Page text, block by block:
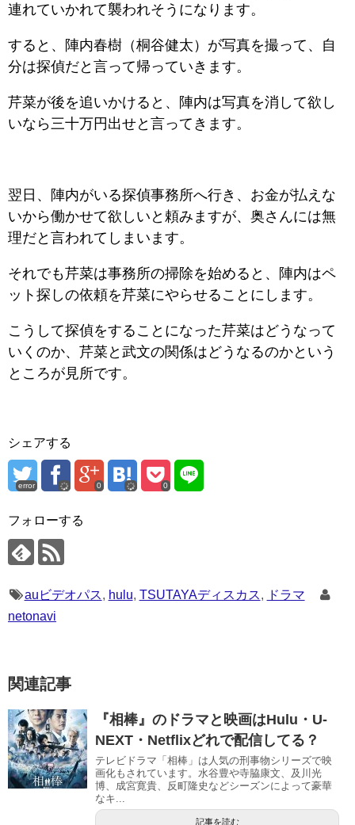
連れていかれて襲われそうになります。
すると、陣内春樹（桐谷健太）が写真を撮って、自
分は探偵だと言って帰っていきます。
芹菜が後を追いかけると、陣内は写真を消して欲し
いなら三十万円出せと言ってきます。
翌日、陣内がいる探偵事務所へ行き、お金が払えな
いから働かせて欲しいと頼みますが、奥さんには無
理だと言われてしまいます。
それでも芹菜は事務所の掃除を始めると、陣内はペ
ット探しの依頼を芹菜にやらせることにします。
こうして探偵をすることになった芹菜はどうなって
いくのか、芹菜と武文の関係はどうなるのかという
ところが見所です。
シェアする
error 0 0
フォローする
auビデオパス, hulu, TSUTAYAディスカス, ドラマ
netonavi
関連記事
『相棒』のドラマと映画はHulu・U-
NEXT・Netflixどれで配信してる？
テレビドラマ「相棒」は人気の刑事物シリーズで映
画化もされています。水谷豊や寺脇康文、及川光
博、成宮寛貴、反町隆史などシーズンによって豪華
なキ...
記事を読む